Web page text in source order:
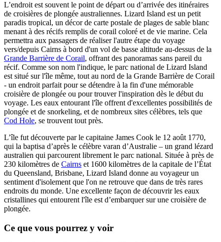
L’endroit est souvent le point de départ ou d’arrivée des itinéraires
de croisières de plongée australiennes. Lizard Island est un petit
paradis tropical, un décor de carte postale de plages de sable blanc
menant à des récifs remplis de corail coloré et de vie marine. Cela
permettra aux passagers de réaliser l'autre étape du voyage
vers/depuis Cairns à bord d'un vol de basse altitude au-dessus de la
Grande Barrière de Corail, offrant des panoramas sans pareil du
récif. Comme son nom l'indique, le parc national de Lizard Island
est situé sur l'île même, tout au nord de la Grande Barrière de Corail
- un endroit parfait pour se détendre à la fin d'une mémorable
croisière de plongée ou pour trouver l'inspiration dès le début du
voyage. Les eaux entourant l'île offrent d'excellentes possibilités de
plongée et de snorkeling, et de nombreux sites célèbres, tels que
Cod Hole, se trouvent tout près.
L’île fut découverte par le capitaine James Cook le 12 août 1770,
qui la baptisa d’après le célèbre varan d’Australie – un grand lézard
australien qui parcourent librement le parc national. Située à près de
230 kilomètres de Cairns et 1600 kilomètres de la capitale de l’État
du Queensland, Brisbane, Lizard Island donne au voyageur un
sentiment d'isolement que l'on ne retrouve que dans de très rares
endroits du monde. Une excellente façon de découvrir les eaux
cristallines qui entourent l'île est d’embarquer sur une croisière de
plongée.
Ce que vous pourrez y voir